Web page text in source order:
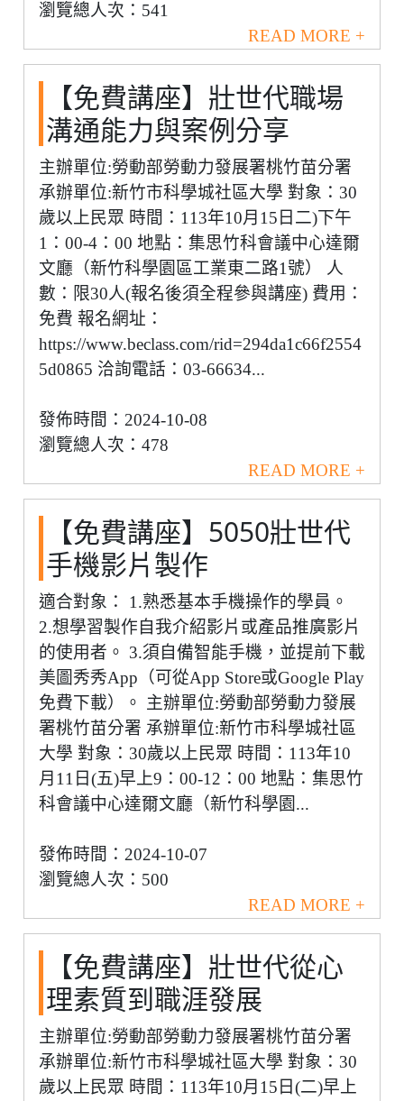
瀏覽總人次：541
READ MORE +
【免費講座】壯世代職場
溝通能力與案例分享
主辦單位:勞動部勞動力發展署桃竹苗分署
承辦單位:新竹市科學城社區大學 對象：30
歲以上民眾 時間：113年10月15日二)下午
1：00-4：00 地點：集思竹科會議中心達爾
文廳（新竹科學園區工業東二路1號） 人
數：限30人(報名後須全程參與講座) 費用：
免費 報名網址：
https://www.beclass.com/rid=294da1c66f2554
5d0865 洽詢電話：03-66634...
發佈時間：2024-10-08
瀏覽總人次：478
READ MORE +
【免費講座】5050壯世代
手機影片製作
適合對象： 1.熟悉基本手機操作的學員。
2.想學習製作自我介紹影片或產品推廣影片
的使用者。 3.須自備智能手機，並提前下載
美圖秀秀App（可從App Store或Google Play
免費下載）。 主辦單位:勞動部勞動力發展
署桃竹苗分署 承辦單位:新竹市科學城社區
大學 對象：30歲以上民眾 時間：113年10
月11日(五)早上9：00-12：00 地點：集思竹
科會議中心達爾文廳（新竹科學園...
發佈時間：2024-10-07
瀏覽總人次：500
READ MORE +
【免費講座】壯世代從心
理素質到職涯發展
主辦單位:勞動部勞動力發展署桃竹苗分署
承辦單位:新竹市科學城社區大學 對象：30
歲以上民眾 時間：113年10月15日(二)早上